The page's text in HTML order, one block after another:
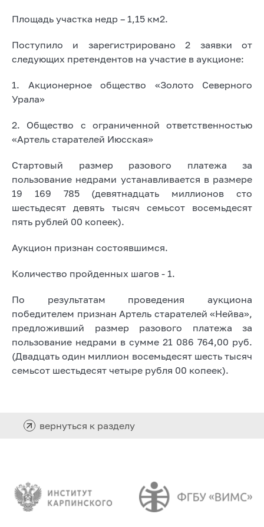
Площадь участка недр – 1,15 км2.
Поступило и зарегистрировано 2 заявки от
следующих претендентов на участие в аукционе:
1. Акционерное общество «Золото Северного
Урала»
2. Общество с ограниченной ответственностью
«Артель старателей Июсская»
Стартовый размер разового платежа за
пользование недрами устанавливается в размере
19 169 785 (девятнадцать миллионов сто
шестьдесят девять тысяч семьсот восемьдесят
пять рублей 00 копеек).
Аукцион признан состоявшимся.
Количество пройденных шагов - 1.
По результатам проведения аукциона
победителем признан Артель старателей «Нейва»,
предложивший размер разового платежа за
пользование недрами в сумме 21 086 764,00 руб.
(Двадцать один миллион восемьдесят шесть тысяч
семьсот шестьдесят четыре рубля 00 копеек).
вернуться к разделу